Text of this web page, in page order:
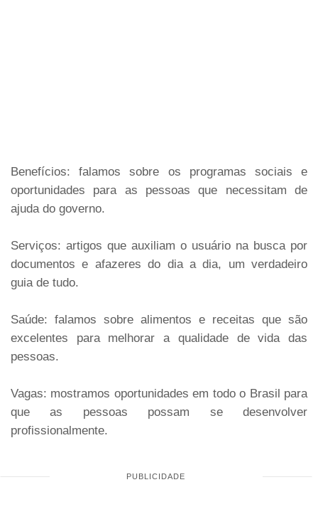
Benefícios: falamos sobre os programas sociais e
oportunidades para as pessoas que necessitam de
ajuda do governo.
Serviços: artigos que auxiliam o usuário na busca por
documentos e afazeres do dia a dia, um verdadeiro
guia de tudo.
Saúde: falamos sobre alimentos e receitas que são
excelentes para melhorar a qualidade de vida das
pessoas.
Vagas: mostramos oportunidades em todo o Brasil para
que as pessoas possam se desenvolver
profissionalmente.